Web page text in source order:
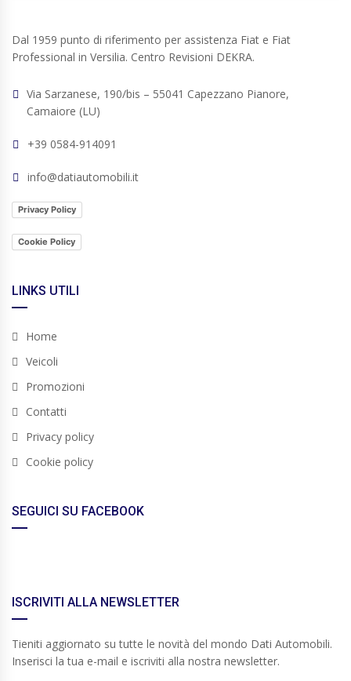
Dal 1959 punto di riferimento per assistenza Fiat e Fiat
Professional in Versilia. Centro Revisioni DEKRA.
Via Sarzanese, 190/bis – 55041 Capezzano Pianore,
Camaiore (LU)
+39 0584-914091
info@datiautomobili.it
Privacy Policy
Cookie Policy
LINKS UTILI
Home
Veicoli
Promozioni
Contatti
Privacy policy
Cookie policy
SEGUICI SU FACEBOOK
ISCRIVITI ALLA NEWSLETTER
Tieniti aggiornato su tutte le novità del mondo Dati Automobili.
Inserisci la tua e-mail e iscriviti alla nostra newsletter.